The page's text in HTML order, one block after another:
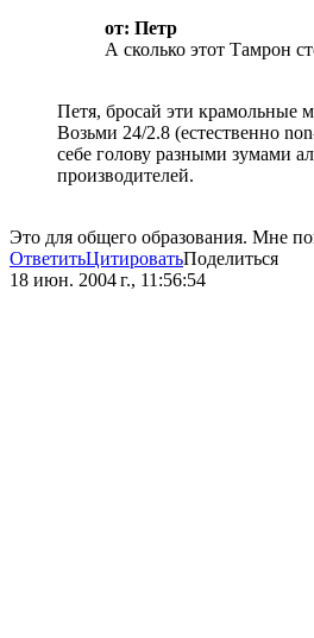
от: Петр
А сколько этот Тамрон
Петя, бросай эти крамольные
Возьми 24/2.8 (естественно
себе голову разными зумами
производителей.
Это для общего образования. Мне
ОтветитьЦитироватьПоделиться
18 июн. 2004 г., 11:56:54